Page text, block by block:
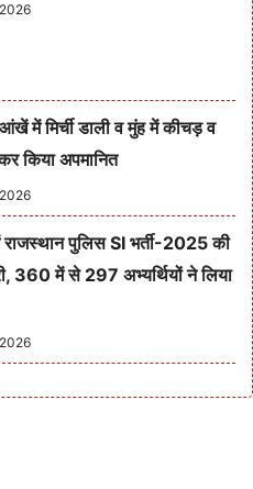
में मिर्ची डाली व मुंह में कीचड़ व
किया अपमानित
राजस्थान पुलिस SI भर्ती-2025 की
360 में से 297 अभ्यर्थियों ने लिया